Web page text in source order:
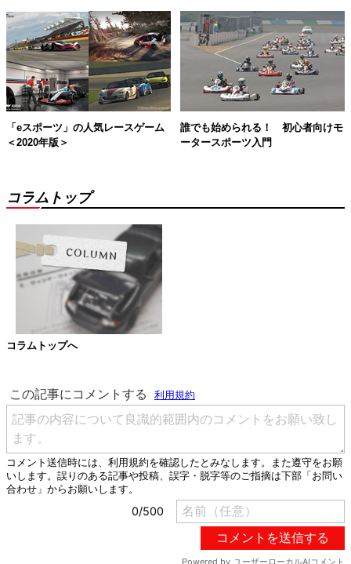
「eスポーツ」の人気レースゲーム
＜2020年版＞
誰でも始められる！ 初心者向けモ
ータースポーツ入門
コラムトップ
コラムトップへ